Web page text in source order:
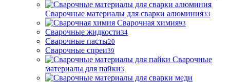
Сварочные материалы для сварки алюминия33
Сварочная химия93
Сварочные жидкости34
Сварочные пасты20
Сварочные спреи39
Сварочные
материалы для пайки3